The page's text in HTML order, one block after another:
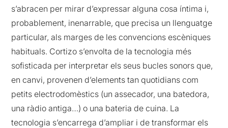
s’abracen per mirar d’expressar alguna cosa íntima i,
probablement, inenarrable, que precisa un llenguatge
particular, als marges de les convencions escèniques
habituals. Cortizo s’envolta de la tecnologia més
sofisticada per interpretar els seus bucles sonors que,
en canvi, provenen d’elements tan quotidians com
petits electrodomèstics (un assecador, una batedora,
una ràdio antiga…) o una bateria de cuina. La
tecnologia s’encarrega d’ampliar i de transformar els